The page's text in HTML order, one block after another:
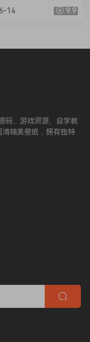
可以只有视频】
14 9.9
码、游戏资源、自学教
精美壁纸，拥有独特